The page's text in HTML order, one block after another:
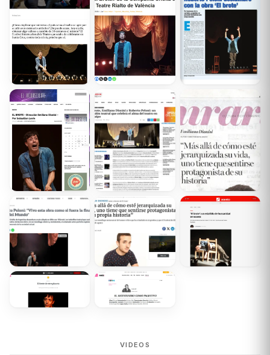
VIDEOS